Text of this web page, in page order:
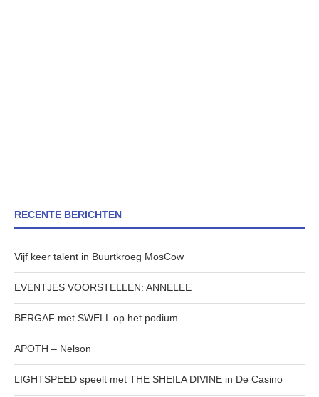
RECENTE BERICHTEN
Vijf keer talent in Buurtkroeg MosCow
EVENTJES VOORSTELLEN: ANNELEE
BERGAF met SWELL op het podium
APOTH – Nelson
LIGHTSPEED speelt met THE SHEILA DIVINE in De Casino